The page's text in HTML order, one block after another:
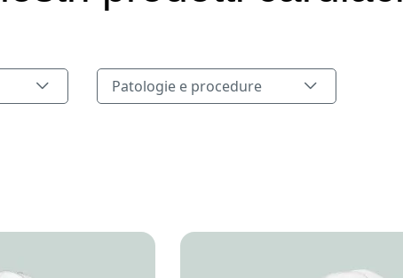
Patologie e procedure
Patologie e procedure
Image